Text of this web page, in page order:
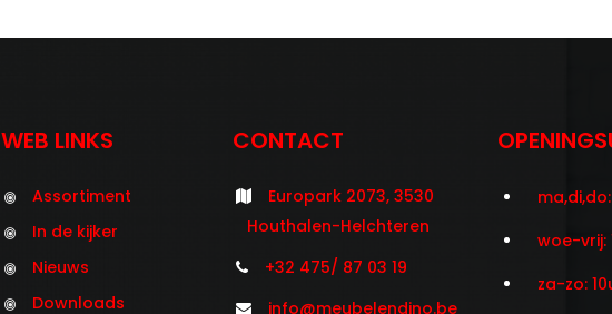
WEB LINKS
Assortiment
In de kijker
Nieuws
Downloads
CONTACT
Europark 2073, 3530
Houthalen-Helchteren
+32 475/ 87 03 19
info@meubelendino.be
ma,di,do:
woe-vrij:
za-zo: